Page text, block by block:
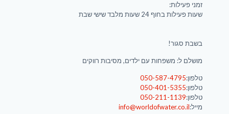
זמני פעילות:
שעות פעילות בחוף 24 שעות מלבד שישי שבת
בשבת סגור!
מושלם ל: משפחות עם ילדים, מסיבות רווקים
טלפון:050-587-4795
טלפון:050-401-5355
טלפון:050-211-1139
מייל:info@worldofwater.co.il